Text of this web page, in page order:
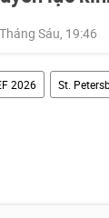
Sáu, 19:46
2026 St.